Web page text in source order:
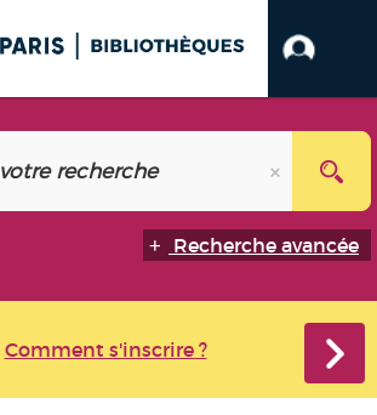
Recherche avancée
Comment s'inscrire ?